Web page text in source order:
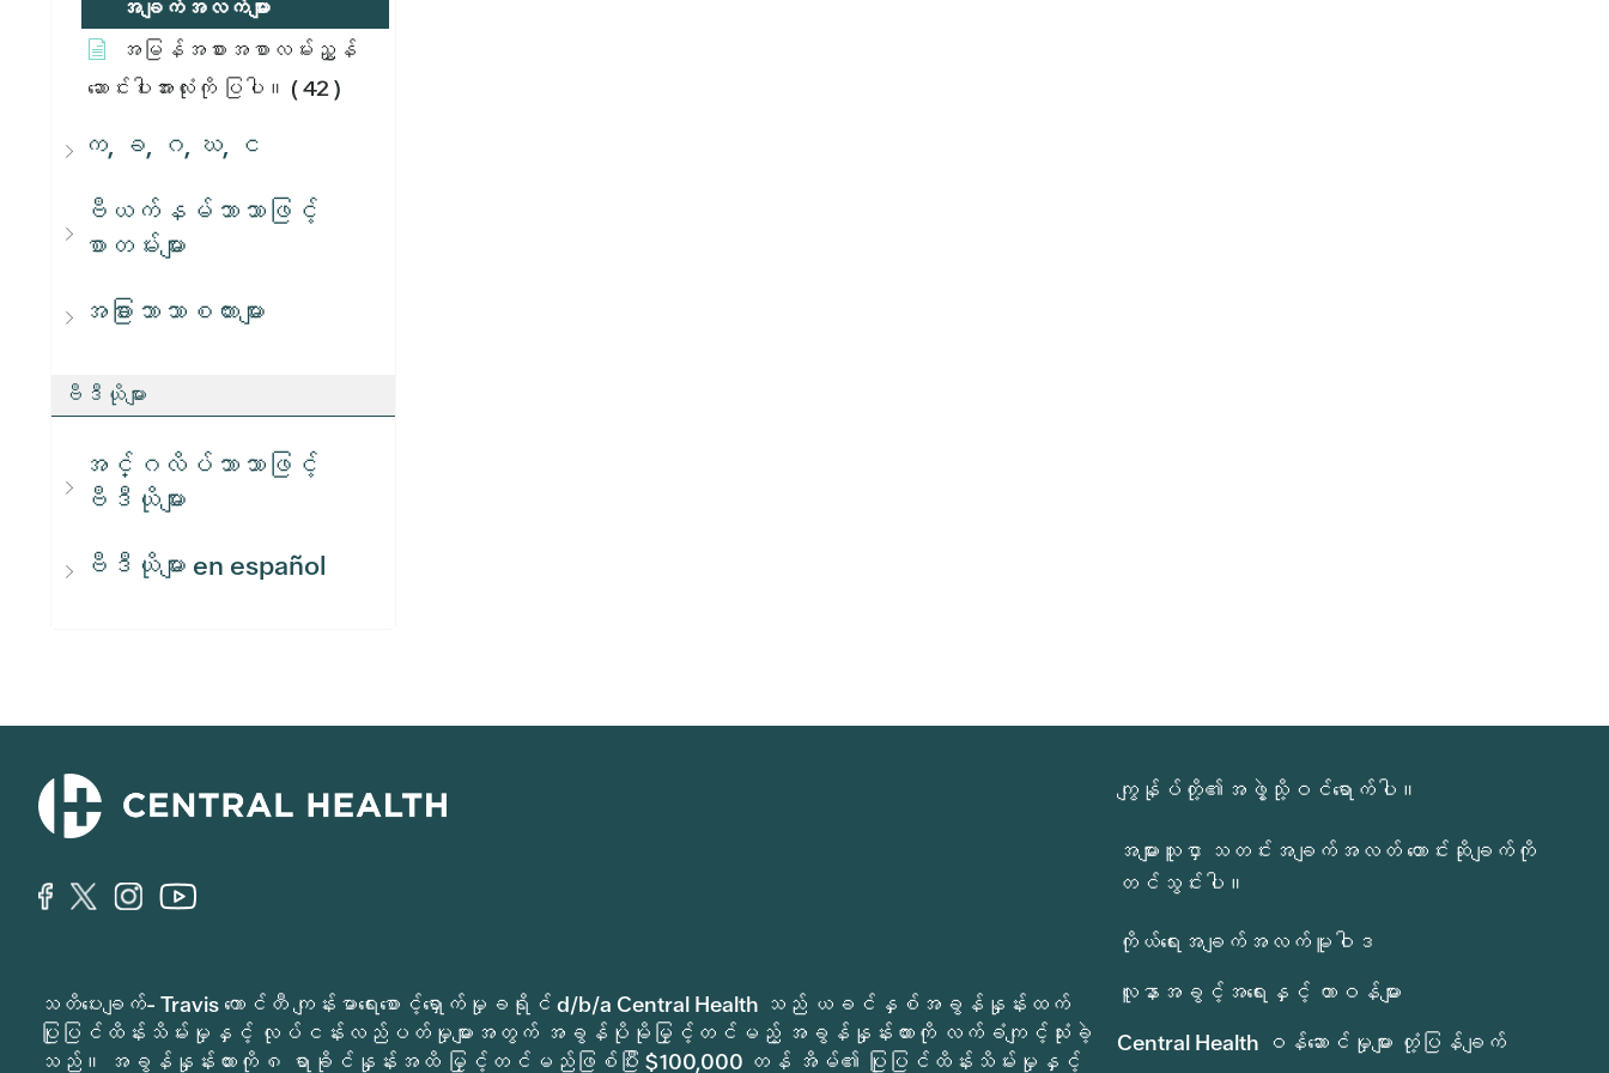
အချက်အလက်များ
အမြန်အစားအစာလမ်းညွှန်
ဆောင်းပါးအားလုံးကို ပြပါ။ ( 42 )
က, ခ, ဂ, ဃ, င
ဗီယက်နမ်ဘာသာဖြင့်
စာတမ်းများ
အခြားဘာသာစကားများ
ဗီဒီယိုများ
အင်္ဂလိပ်ဘာသာဖြင့်
ဗီဒီယိုများ
ဗီဒီယိုများ en español
သတိပေးချက်- Travis ကောင်တီ ကျန်းမာရေးစောင့်ရှောက်မှုခရိုင် d/b/a Central Health သည် ယခင်နှစ်အခွန်နှုန်းထက်
ပြုပြင်ထိန်းသိမ်းမှုနှင့် လုပ်ငန်းလည်ပတ်မှုများအတွက် အခွန်ပိုမိုမြှင့်တင်မည့် အခွန်နှုန်းထားကို လက်ခံကျင့်သုံးခဲ့
သည်။ အခွန်နှုန်းထားကို ၈ ရာခိုင်နှုန်းအထိ မြှင့်တင်မည်ဖြစ်ပြီး $100,000 တန် အိမ်၏ ပြုပြင်ထိန်းသိမ်းမှုနှင့်
ကျွန်ုပ်တို့၏အဖွဲ့သို့ဝင်ရောက်ပါ။
အများသူငှာ သတင်းအချက်အလတ် တောင်းဆိုချက်ကို
တင်သွင်းပါ။
ကိုယ်ရေးအချက်အလက်မူဝါဒ
လူနာအခွင့်အရေးနှင့် တာဝန်များ
Central Health ဝန်ဆောင်မှုများ တုံ့ပြန်ချက်